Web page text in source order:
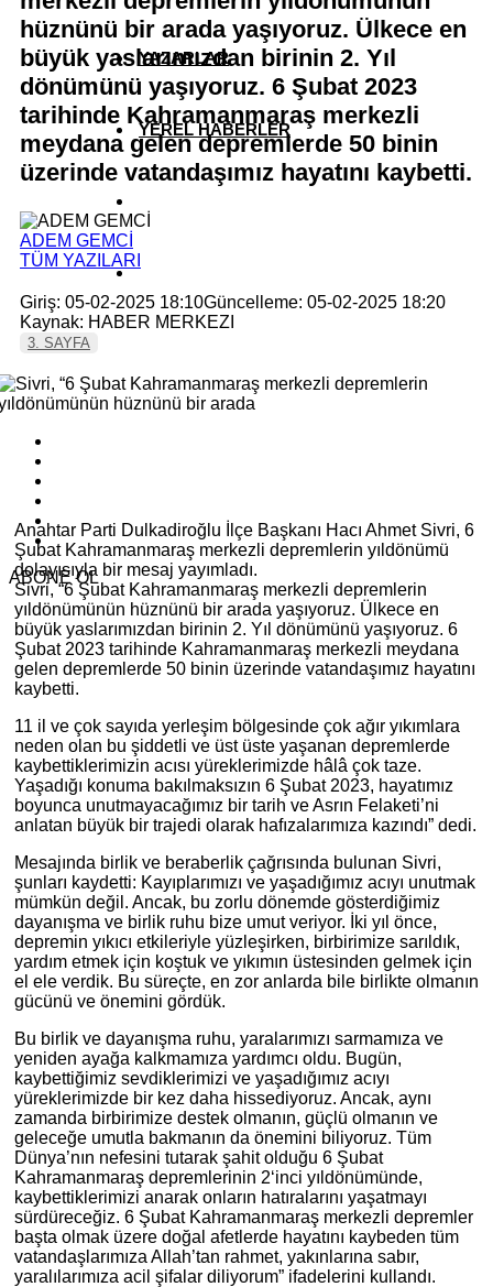
YAZARLAR
YEREL HABERLER
hüznünü bir arada yaşıyoruz. Ülkece en
büyük yaslarımızdan birinin 2. Yıl
dönümünü yaşıyoruz. 6 Şubat 2023
tarihinde Kahramanmaraş merkezli
meydana gelen depremlerde 50 binin
üzerinde vatandaşımız hayatını kaybetti.
ADEM GEMCİ
TÜM YAZILARI
Giriş: 05-02-2025 18:10Güncelleme: 05-02-2025 18:20
Kaynak: HABER MERKEZI
3. SAYFA
ABONE OL
Anahtar Parti Dulkadiroğlu İlçe Başkanı Hacı Ahmet Sivri, 6
Şubat Kahramanmaraş merkezli depremlerin yıldönümü
dolayısıyla bir mesaj yayımladı.
Sivri, “6 Şubat Kahramanmaraş merkezli depremlerin
yıldönümünün hüznünü bir arada yaşıyoruz. Ülkece en
büyük yaslarımızdan birinin 2. Yıl dönümünü yaşıyoruz. 6
Şubat 2023 tarihinde Kahramanmaraş merkezli meydana
gelen depremlerde 50 binin üzerinde vatandaşımız hayatını
kaybetti.
11 il ve çok sayıda yerleşim bölgesinde çok ağır yıkımlara
neden olan bu şiddetli ve üst üste yaşanan depremlerde
kaybettiklerimizin acısı yüreklerimizde hâlâ çok taze.
Yaşadığı konuma bakılmaksızın 6 Şubat 2023, hayatımız
boyunca unutmayacağımız bir tarih ve Asrın Felaketi’ni
anlatan büyük bir trajedi olarak hafızalarımıza kazındı” dedi.
Mesajında birlik ve beraberlik çağrısında bulunan Sivri,
şunları kaydetti: Kayıplarımızı ve yaşadığımız acıyı unutmak
mümkün değil. Ancak, bu zorlu dönemde gösterdiğimiz
dayanışma ve birlik ruhu bize umut veriyor. İki yıl önce,
depremin yıkıcı etkileriyle yüzleşirken, birbirimize sarıldık,
yardım etmek için koştuk ve yıkımın üstesinden gelmek için
el ele verdik. Bu süreçte, en zor anlarda bile birlikte olmanın
gücünü ve önemini gördük.
Bu birlik ve dayanışma ruhu, yaralarımızı sarmamıza ve
yeniden ayağa kalkmamıza yardımcı oldu. Bugün,
kaybettiğimiz sevdiklerimizi ve yaşadığımız acıyı
yüreklerimizde bir kez daha hissediyoruz. Ancak, aynı
zamanda birbirimize destek olmanın, güçlü olmanın ve
geleceğe umutla bakmanın da önemini biliyoruz. Tüm
Dünya’nın nefesini tutarak şahit olduğu 6 Şubat
Kahramanmaraş depremlerinin 2‘inci yıldönümünde,
kaybettiklerimizi anarak onların hatıralarını yaşatmayı
sürdüreceğiz. 6 Şubat Kahramanmaraş merkezli depremler
başta olmak üzere doğal afetlerde hayatını kaybeden tüm
vatandaşlarımıza Allah’tan rahmet, yakınlarına sabır,
yaralılarımıza acil şifalar diliyorum” ifadelerini kullandı.